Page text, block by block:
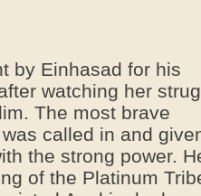
by Einhasad for his
watching her
The most brave
called in and
the strong power.
of the Platinum